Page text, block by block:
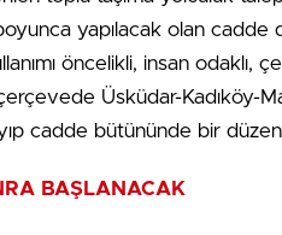
yapılacak olan
öncelikli, insan
Üsküdar-Kadıköy-
cadde bütününde bir
BAŞLANACAK